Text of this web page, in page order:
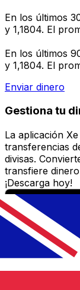
En los últimos
y 1,1804. El
En los últimos
y 1,1804. El
Enviar dinero
Gestiona tu
La aplicación
transferencias
divisas.
transfiere
¡Descarga hoy!